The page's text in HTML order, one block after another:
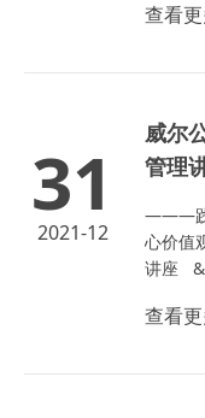
查看
31
2021-12
威尔
管理
———践
心价值
讲座
查看